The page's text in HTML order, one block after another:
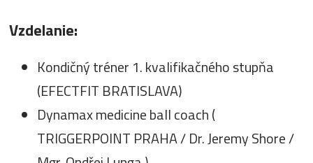
Vzdelanie:
Kondičný tréner 1. kvalifikačného stupňa
(EFECTFIT BRATISLAVA)
Dynamax medicine ball coach (
TRIGGERPOINT PRAHA / Dr. Jeremy Shore /